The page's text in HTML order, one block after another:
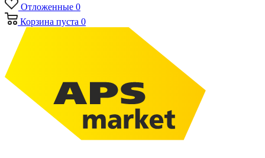
Отложенные 0
Корзина пуста 0